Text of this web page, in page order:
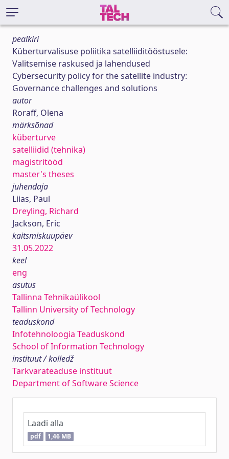
pealkiri
Küberturvalisuse poliitika satelliiditööstusele:
Valitsemise raskused ja lahendused
Cybersecurity policy for the satellite industry:
Governance challenges and solutions
autor
Roraff, Olena
märksõnad
küberturve
satelliidid (tehnika)
magistritööd
master's theses
juhendaja
Liias, Paul
Dreyling, Richard
Jackson, Eric
kaitsmiskuupäev
31.05.2022
keel
eng
asutus
Tallinna Tehnikaülikool
Tallinn University of Technology
teaduskond
Infotehnoloogia Teaduskond
School of Information Technology
instituut / kolledž
Tarkvarateaduse instituut
Department of Software Science
Laadi alla
pdf 1,46 MB